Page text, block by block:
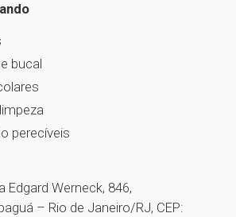
bucal
perecíveis
Edgard Werneck, 846,
– Rio de Janeiro/RJ, CEP: